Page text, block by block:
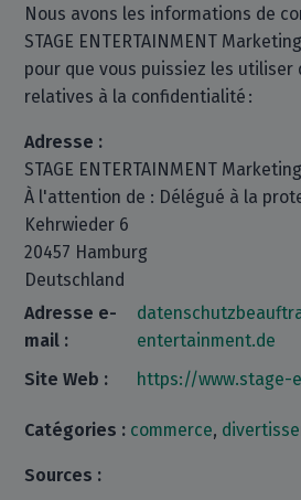
Nous avons les informations de
STAGE ENTERTAINMENT
pour que vous puissiez les utiliser
relatives à la confidentialité :
Adresse :
STAGE ENTERTAINMENT
À l'attention de : Délégué à la
Kehrwieder 6
20457 Hamburg
Deutschland
Adresse e-
mail :
entertainment.de
Site Web :
https://www.stage-
Catégories : commerce,
Sources :